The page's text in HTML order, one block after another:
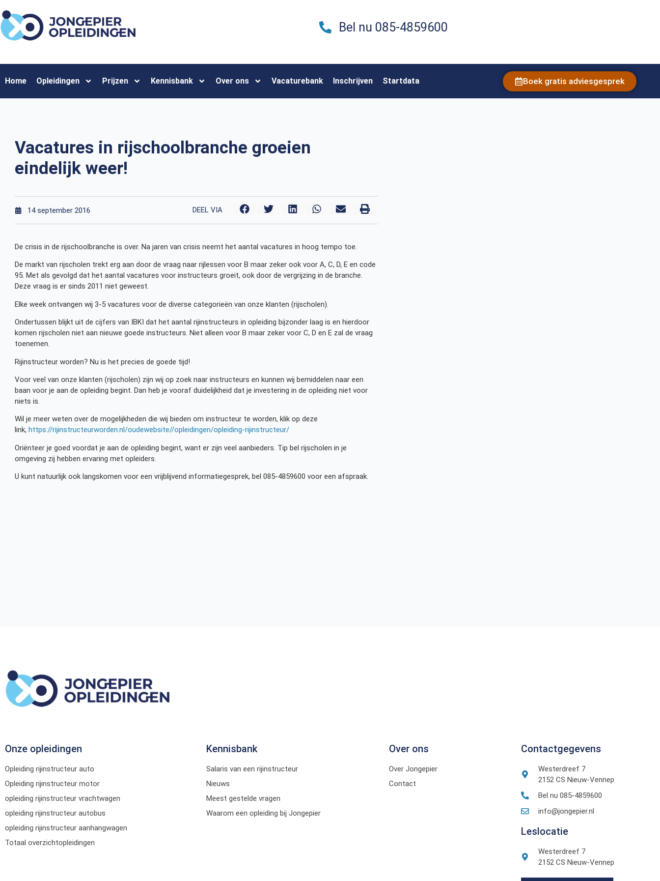
Bel nu 085-4859600
Home Opleidingen Prijzen Kennisbank Over ons Vacaturebank Inschrijven Startdata Boek gratis adviesgesprek
Vacatures in rijschoolbranche groeien
eindelijk weer!
14 september 2016 DEEL VIA
De crisis in de rijschoolbranche is over. Na jaren van crisis neemt het aantal vacatures in hoog tempo toe.
De markt van rijscholen trekt erg aan door de vraag naar rijlessen voor B maar zeker ook voor A, C, D, E en code
95. Met als gevolgd dat het aantal vacatures voor instructeurs groeit, ook door de vergrijzing in de branche.
Deze vraag is er sinds 2011 niet geweest.
Elke week ontvangen wij 3-5 vacatures voor de diverse categorieën van onze klanten (rijscholen).
Ondertussen blijkt uit de cijfers van IBKI dat het aantal rijinstructeurs in opleiding bijzonder laag is en hierdoor
komen rijscholen niet aan nieuwe goede instructeurs. Niet alleen voor B maar zeker voor C, D en E zal de vraag
toenemen.
Rijinstructeur worden? Nu is het precies de goede tijd!
Voor veel van onze klanten (rijscholen) zijn wij op zoek naar instructeurs en kunnen wij bemiddelen naar een
baan voor je aan de opleiding begint. Dan heb je vooraf duidelijkheid dat je investering in de opleiding niet voor
niets is.
Wil je meer weten over de mogelijkheden die wij bieden om instructeur te worden, klik op deze
link, https://rijinstructeurworden.nl/oudewebsite//opleidingen/opleiding-rijinstructeur/
Oriënteer je goed voordat je aan de opleiding begint, want er zijn veel aanbieders. Tip bel rijscholen in je
omgeving zij hebben ervaring met opleiders.
U kunt natuurlijk ook langskomen voor een vrijblijvend informatiegesprek, bel 085-4859600 voor een afspraak.
Onze opleidingen
Opleiding rijinstructeur auto
Opleiding rijinstructeur motor
opleiding rijinstructeur vrachtwagen
opleiding rijinstructeur autobus
opleiding rijinstructeur aanhangwagen
Totaal overzichtopleidingen
Kennisbank
Salaris van een rijinstructeur
Nieuws
Meest gestelde vragen
Waarom een opleiding bij Jongepier
Over ons
Over Jongepier
Contact
Contactgegevens
Westerdreef 7
2152 CS Nieuw-Vennep
Bel nu 085-4859600
info@jongepier.nl
Leslocatie
Westerdreef 7
2152 CS Nieuw-Vennep